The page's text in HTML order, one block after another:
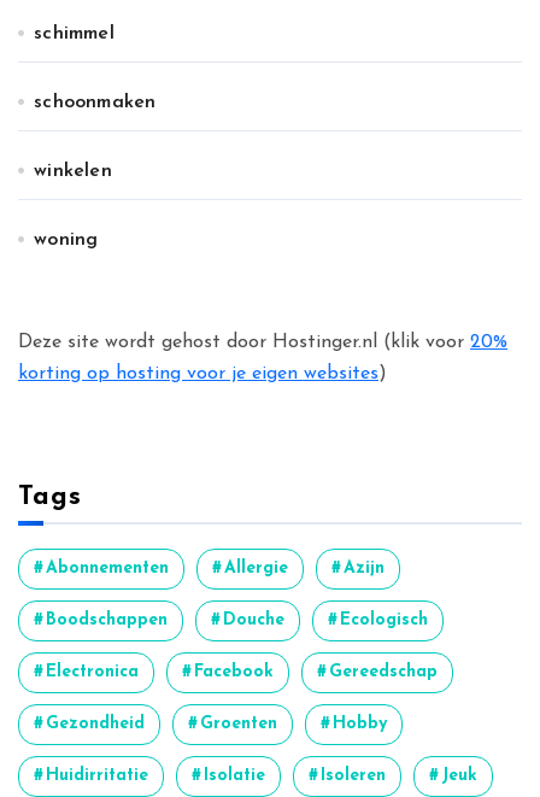
schimmel
schoonmaken
winkelen
woning
Deze site wordt gehost door Hostinger.nl (klik voor 20%
korting op hosting voor je eigen websites)
Tags
Abonnementen Allergie Azijn
Boodschappen Douche Ecologisch
Electronica Facebook Gereedschap
Gezondheid Groenten Hobby
Huidirritatie Isolatie Isoleren Jeuk